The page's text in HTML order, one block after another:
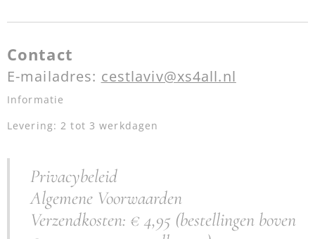
Contact
E-mailadres: cestlaviv@xs4all.nl
Informatie
Levering: 2 tot 3 werkdagen
Privacybeleid
Algemene Voorwaarden
Verzendkosten: € 4,95 (bestellingen boven